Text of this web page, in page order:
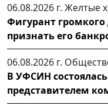
06.08.2026 г. Желтые
Фигурант
признать его
06.08.2026 г.
В УФСИН
представителем